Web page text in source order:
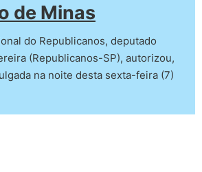
de Minas
do Republicanos, deputado
(Republicanos-SP), autorizou,
na noite desta sexta-feira (7)